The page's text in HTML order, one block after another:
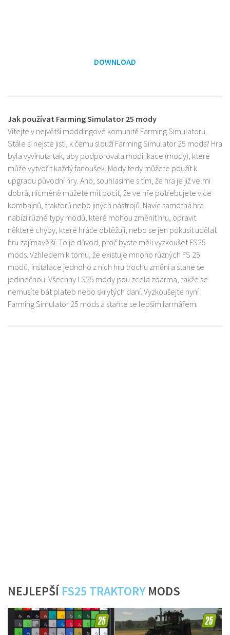
DOWNLOAD
Jak používat Farming Simulator 25 mody
Vítejte v největší moddingové komunitě Farming Simulatoru.
Stále si nejste jisti, k čemu slouží Farming Simulator 25 mods? Hra
byla vyvinuta tak, aby podporovala modifikace (mody), které
může vytvořit každý fanoušek. Mody tedy můžete použít k
upgradu původní hry. Ano, souhlasíme s tím, že hra je již velmi
dobrá, nicméně můžete mít pocit, že ve hře potřebujete více
kombajnů, traktorů nebo jiných nástrojů. Navíc samotná hra
nabízí různé typy modů, které mohou změnit hru, opravit
některé chyby, které hráče obtěžují, nebo se jen pokusit udělat
hru zajímavější. To je důvod, proč byste měli vyzkoušet FS25
mods. Vzhledem k tomu, že existuje mnoho různých FS 25
modů, instalace jednoho z nich hru trochu změní a stane se
jedinečnou. Všechny LS25 mody jsou zcela zdarma, takže se
nemusíte bát plateb nebo skrytých daní. Vyzkoušejte nyní
Farming Simulator 25 mods a staňte se lepším farmářem.
NEJLEPŠÍ FS25 TRAKTORYMODS